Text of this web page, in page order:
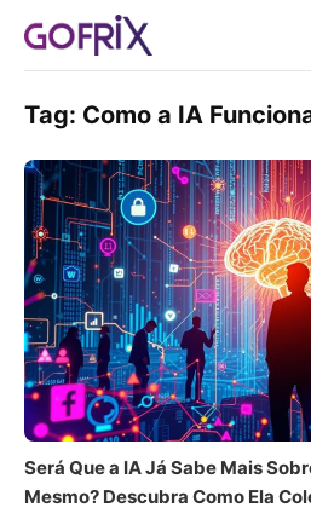
Tag: Como a IA
Será Que a IA Já Sabe Mais
Mesmo? Descubra Como Ela